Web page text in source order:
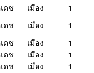
ดช เมือง
1
ดช เมือง
1
ดช เมือง
1
ดช เมือง
1
ดช เมือง
1